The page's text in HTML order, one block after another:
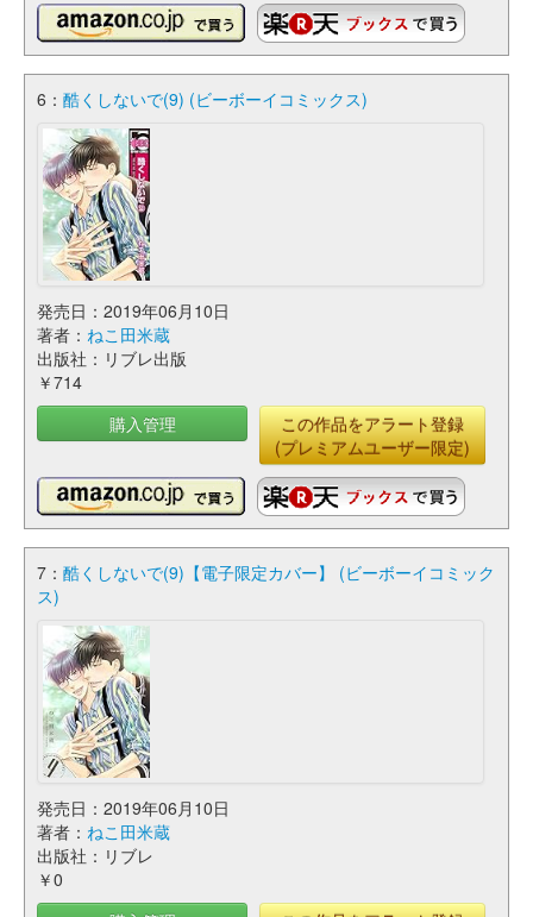
6： 酷くしないで(9) (ビーボーイコミックス)
発売日：2019年06月10日
著者： ねこ田米蔵
出版社：リブレ出版
￥714
購入管理
この作品をアラート登録
(プレミアムユーザー限定)
7： 酷くしないで(9)【電子限定カバー】 (ビーボーイコミック
ス)
発売日：2019年06月10日
著者： ねこ田米蔵
出版社：リブレ
￥0